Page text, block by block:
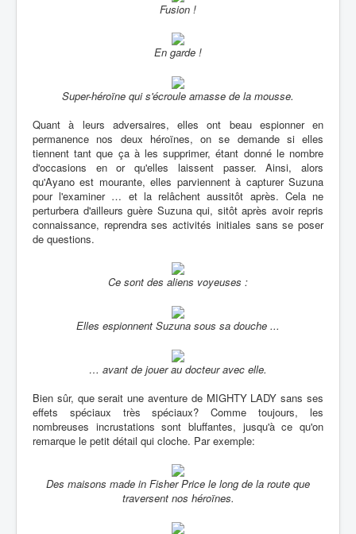
Fusion !
En garde !
Super-héroïne qui s'écroule amasse de la mousse.
Quant à leurs adversaires, elles ont beau espionner en
permanence nos deux héroïnes, on se demande si elles
tiennent tant que ça à les supprimer, étant donné le nombre
d'occasions en or qu'elles laissent passer. Ainsi, alors
qu'Ayano est mourante, elles parviennent à capturer Suzuna
pour l'examiner … et la relâchent aussitôt après. Cela ne
perturbera d'ailleurs guère Suzuna qui, sitôt après avoir repris
connaissance, reprendra ses activités initiales sans se poser
de questions.
Ce sont des aliens voyeuses :
Elles espionnent Suzuna sous sa douche ...
… avant de jouer au docteur avec elle.
Bien sûr, que serait une aventure de MIGHTY LADY sans ses
effets spéciaux très spéciaux? Comme toujours, les
nombreuses incrustations sont bluffantes, jusqu'à ce qu'on
remarque le petit détail qui cloche. Par exemple:
Des maisons made in Fisher Price le long de la route que
traversent nos héroïnes.